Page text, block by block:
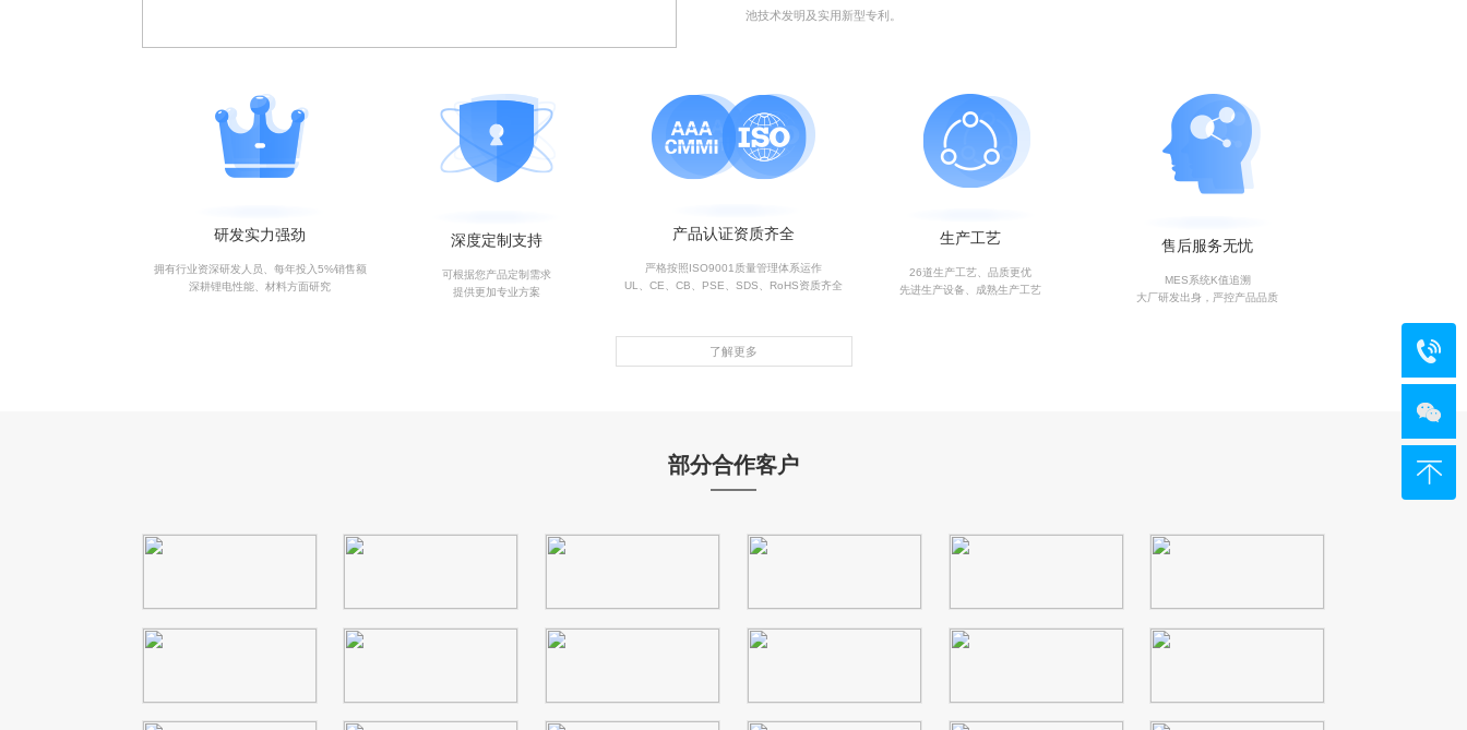
池技术发明及实用新型专利。
研发实力强劲
拥有行业资深研发人员、每年投入5%销售额
深耕锂电性能、材料方面研究
深度定制支持
可根据您产品定制需求
提供更加专业方案
产品认证资质齐全
严格按照ISO9001质量管理体系运作
UL、CE、CB、PSE、SDS、RoHS资质齐全
生产工艺
26道生产工艺、品质更优
先进生产设备、成熟生产工艺
售后服务无忧
MES系统K值追溯
大厂研发出身，严控产品品质
了解更多
部分合作客户